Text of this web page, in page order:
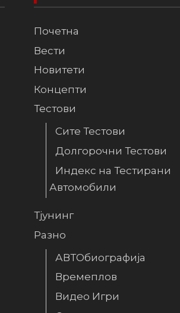
Почетна
Вести
Новитети
Концепти
Тестови
Сите Тестови
Долгорочни Тестови
Индекс на Тестирани
Автомобили
Тјунинг
Разно
АВТОбиографија
Времеплов
Видео Игри